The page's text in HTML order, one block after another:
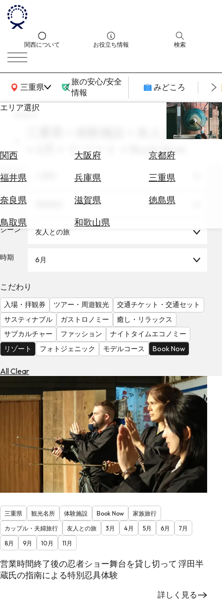
関西について お役立ち情報 検索
三重県
関西広域MAP
旅の安心/安全
情報
みどころ
エリア選択
関西 大阪府
京都府
福井県
兵庫県
三重県
奈良県
滋賀県
徳島県
鳥取県
和歌山県
エ
券
テ
を
る
気
を
見
る
search
三重県 × 体験施設 × 友人との旅
× 6月 × リゾート × Book Now
エリア
テーマ
シーン 友人との旅
時期 6月
こだわり
入場・拝観券 ツアー・周遊観光
交通チケット・交通セット
サスティナブル
ガストロノミー
癒し・リラックス
サブカルチャー
ファッション
ナイトタイムエコノミー
リゾート
フォトジェニック モデルコース Book Now
All Clear
三重県 観光名所 体験施設 Book Now
家族旅行
カップル・夫婦旅行
友人との旅 3月 4月 5月 6月
7月
8月
9月 10月 11月
営業時間終了後の忍者ショー舞台を貸し切って 浮田半
蔵氏の指南による特別忍具体験
詳しく見る